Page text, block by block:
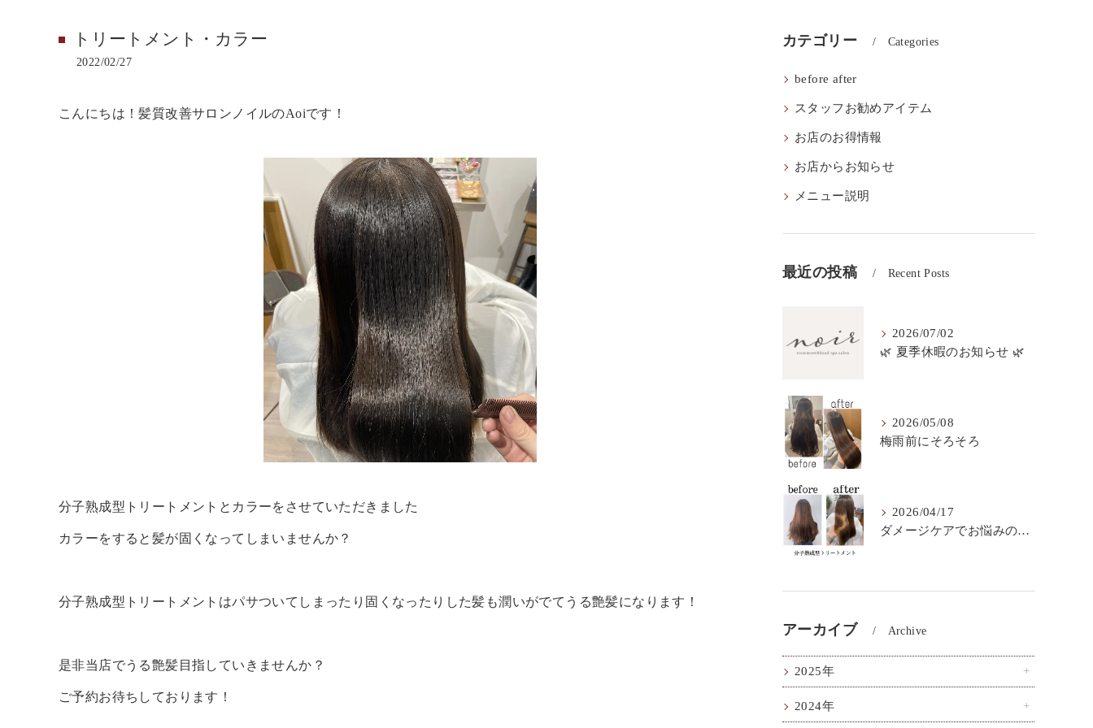
トリートメント・カラー
2022/02/27
こんにちは！髪質改善サロンノイルのAoiです！
分子熟成型トリートメントとカラーをさせていただきました
カラーをすると髪が固くなってしまいませんか？
分子熟成型トリートメントはパサついてしまったり固くなったりした髪も潤いがでてうる艶髪になります！
是非当店でうる艶髪目指していきませんか？
ご予約お待ちしております！
カテゴリー Categories
before after
スタッフお勧めアイテム
お店のお得情報
お店からお知らせ
メニュー説明
最近の投稿 Recent Posts
2026/07/02
🌿 夏季休暇のお知らせ 🌿
2026/05/08
梅雨前にそろそろ
2026/04/17
ダメージケアでお悩みの方はこちら！
アーカイブ Archive
2025年
2024年